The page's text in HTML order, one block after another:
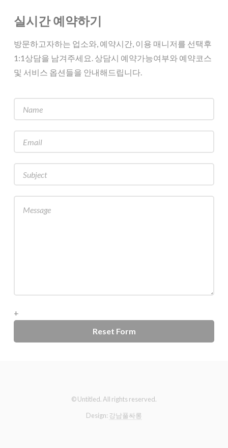
실시간 예약하기
방문하고자하는 업소와, 예약시간, 이용 매니저를 선택후
1:1상담을 남겨주세요. 상담시 예약가능여부와 예약코스
및 서비스 옵션들을 안내해드립니다.
+
© Untitled. All rights reserved.
Design: 강남풀싸롱